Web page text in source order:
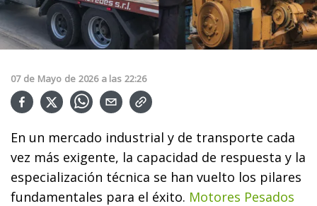
07 de Mayo de 2026 a las 22:26
En un mercado industrial y de transporte cada
vez más exigente, la capacidad de respuesta y la
especialización técnica se han vuelto los pilares
fundamentales para el éxito. Motores Pesados